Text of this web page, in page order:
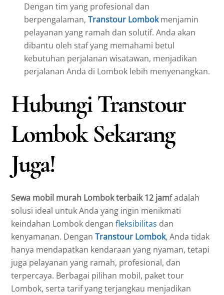
Dengan tim yang profesional dan
berpengalaman, Transtour Lombokmenjamin
pelayanan yang ramah dan solutif. Anda akan
dibantu oleh staf yang memahami betul
kebutuhan perjalanan wisatawan, menjadikan
perjalanan Anda di Lombok lebih menyenangkan.
Hubungi Transtour
Lombok Sekarang
Juga!
Sewa mobil murah Lombok terbaik 12 jamf adalah
solusi ideal untuk Anda yang ingin menikmati
keindahan Lombok denganfleksibilitas dan
kenyamanan. DenganTranstour Lombok, Anda tidak
hanya mendapatkan kendaraan yang nyaman, tetapi
juga pelayanan yang ramah, profesional, dan
terpercaya. Berbagai pilihan mobil, paket tour
Lombok, serta tarif yang terjangkau menjadikan